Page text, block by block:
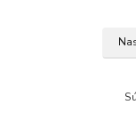
Icons made by